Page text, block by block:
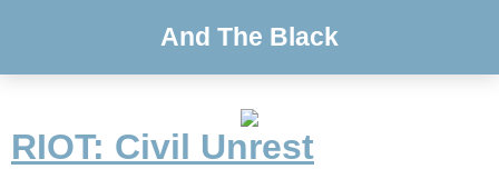
And The Black
RIOT: Civil Unrest